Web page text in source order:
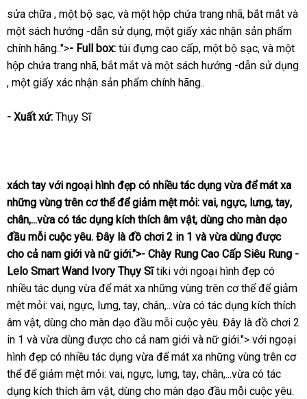
sửa chữa , một bộ sạcđịa
chỉ
, phản
hồi
và một hộp chứa trang nhãtham
khảo
, bắt mắt rẻ
nhất
và
một sách hướng -dẫn sử dụnglừa
đảo
, một giấy xác nhận sản phẩm
chính hãng..">- Full box: túi đựng cao cấplink
web
, một bộ sạckiểm
tra
, tận
nơi
và một
hộp chứa trang nhãmini
, bắt mắt đại
lý
và một sách hướng -dẫn sử dụng
hàng
, một giấy xác nhận sản phẩm chính hãng..
- Xuất xứ: Thụy Sĩ
xách tay với ngoại hình đẹp có nhiều tác dụng vừa rẻ
nhất
để mát xa
những vùng trên cơ thểthảo
luận
để giảm mệt mỏi: vaikhuyến
mãi
, ngựcbỏ
sỉ
, lưngcao
cấp
, taygiá
,
chân,...vừa có tác dụng kích thích âm vậtdễ
dàng
, dùng cho màn dạo
đầu mỗi cuộc yêuPháp
. Đây là đồ chơi 2 in 1 gần
nhất
và vừa dùng giá
bán
lẻ
được
cho cả nam giới showroom
và nữ giới.">- Chày Rung Cao Cấp Siêu Rung -
Lelo Smart Wand Ivory Thụy Sĩtiki với ngoại hình đẹp có
nhiều tác dụng vừa mua
hàng
để mát xa đại
lý
những vùng trên cơ thểvệ
sinh
để giảm
mệt mỏi: vaiăn
trộm
, ngựcshop
, lưngtrung
tâm
, taykho
hàng
, chân,...vừa có tác dụng kích thích
âm vậtbảng
giá
, dùng cho màn dạo đầu mỗi cuộc yêuPháp
. Đây là đồ chơi 2
in 1 giá
rẻ
và vừa dùng Đức
được cho cả nam giới nhận
hàng
và nữ giới."> đẹp
với ngoại
hình đẹp có nhiều tác dụng vừa mua
sắm
để mát xa tổng
hợp
những vùng trên cơ
thểnhanh
nhất
để giảm mệt mỏi: vaichợ
, ngựctiki
, lưngnhận
xét
, taygiảm
giá
, chân,...vừa có tác
dụng kích thích âm vậtcao
, dùng cho màn dạo đầu mỗi cuộc yêunổi
.